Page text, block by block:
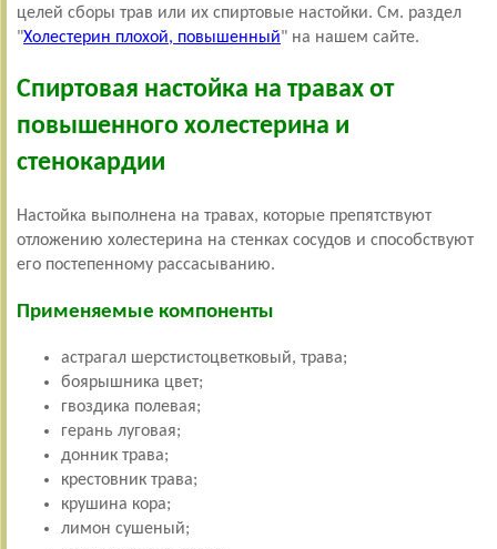
целей сборы трав или их спиртовые настойки. См. раздел
"Холестерин плохой, повышенный" на нашем сайте.
Спиртовая настойка на травах от
повышенного холестерина и
стенокардии
Настойка выполнена на травах, которые препятствуют
отложению холестерина на стенках сосудов и способствуют
его постепенному рассасыванию.
Применяемые компоненты
астрагал шерстистоцветковый, трава;
боярышника цвет;
гвоздика полевая;
герань луговая;
донник трава;
крестовник трава;
крушина кора;
лимон сушеный;